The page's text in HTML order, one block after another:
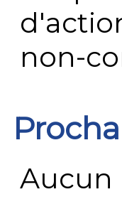
non-
Aucun